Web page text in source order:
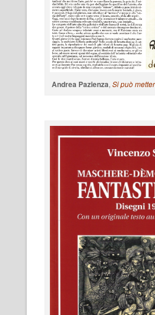
Andrea Pazienza, Si può